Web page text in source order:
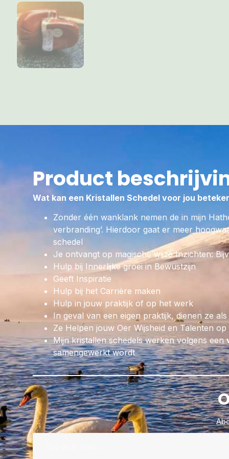
Product
Wat kan een Kristallen Schedel voor jou
Zonder één wanklank nemen de in mijn
verbranding’. Hierdoor gaat er meer
schedel
Je ontvangt op magische wijze Inzichten:
Hulp bij Innerlijke groei in Bewustzijn
Geeft Inspiratie
Hulp bij het Carrière maken
Hulp in jouw praktijk of op het werk
In geval van een eigen praktijk, dienen ze
Ze Helpen jouw Oer Wijsheid en Talenten
Mijn kristallen schedels werken volgens een
samengewerkt wordt